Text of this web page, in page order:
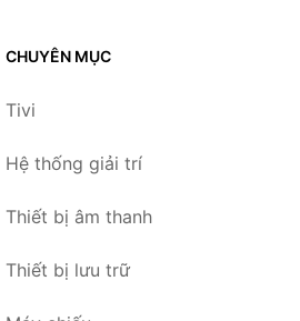
CHUYÊN MỤC
Tivi
Hệ thống giải trí
Thiết bị âm thanh
Thiết bị lưu trữ